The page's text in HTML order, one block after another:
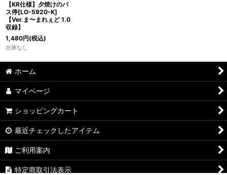
【KR仕様】夕焼けのバ
ス停[LO-5920-K]
【Ver.ま〜まれぇど 1.0
収録】
1,480円(税込)
在庫なし
ホーム
マイページ
ショッピングカート
最近チェックしたアイテム
ご利用案内
特定商取引法表示